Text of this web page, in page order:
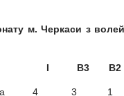
м. Черкаси з
П1 П
Золотоноша